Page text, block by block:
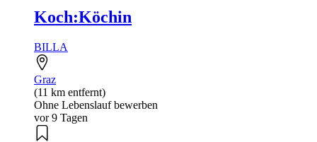
Koch:Köchin
BILLA
Graz
(11 km entfernt)
Ohne Lebenslauf bewerben
vor 9 Tagen